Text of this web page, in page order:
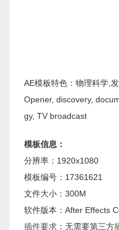
AE模板特色：物理科学,
Opener, discovery,
gy, TV broadcast
模板信息：
分辨率：1920x1080
模板编号：17361621
文件大小：300M
软件版本： After Effects
插件要求 ：无需要第三方